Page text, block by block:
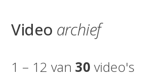
Video archief
1 – 12 van30 video's